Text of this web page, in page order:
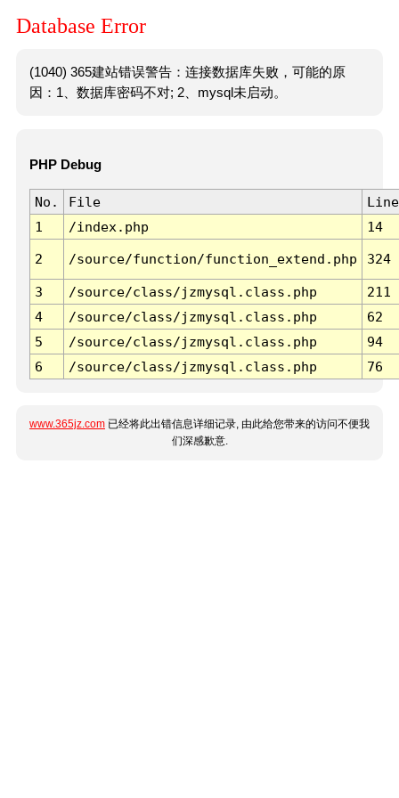
Database Error
(1040) 365建站错误警告：连接数据库失败，可能的原
因：1、数据库密码不对; 2、mysql未启动。
PHP Debug
No. File
Line
1
/index.php 14
2 /source/function/function_extend.php 324
3 /source/class/jzmysql.class.php
211
4
/source/class/jzmysql.class.php
62
5
/source/class/jzmysql.class.php
94
6
/source/class/jzmysql.class.php 76
www.365jz.com 已经将此出错信息详细记录, 由此给您带来的访问不便我
们深感歉意.